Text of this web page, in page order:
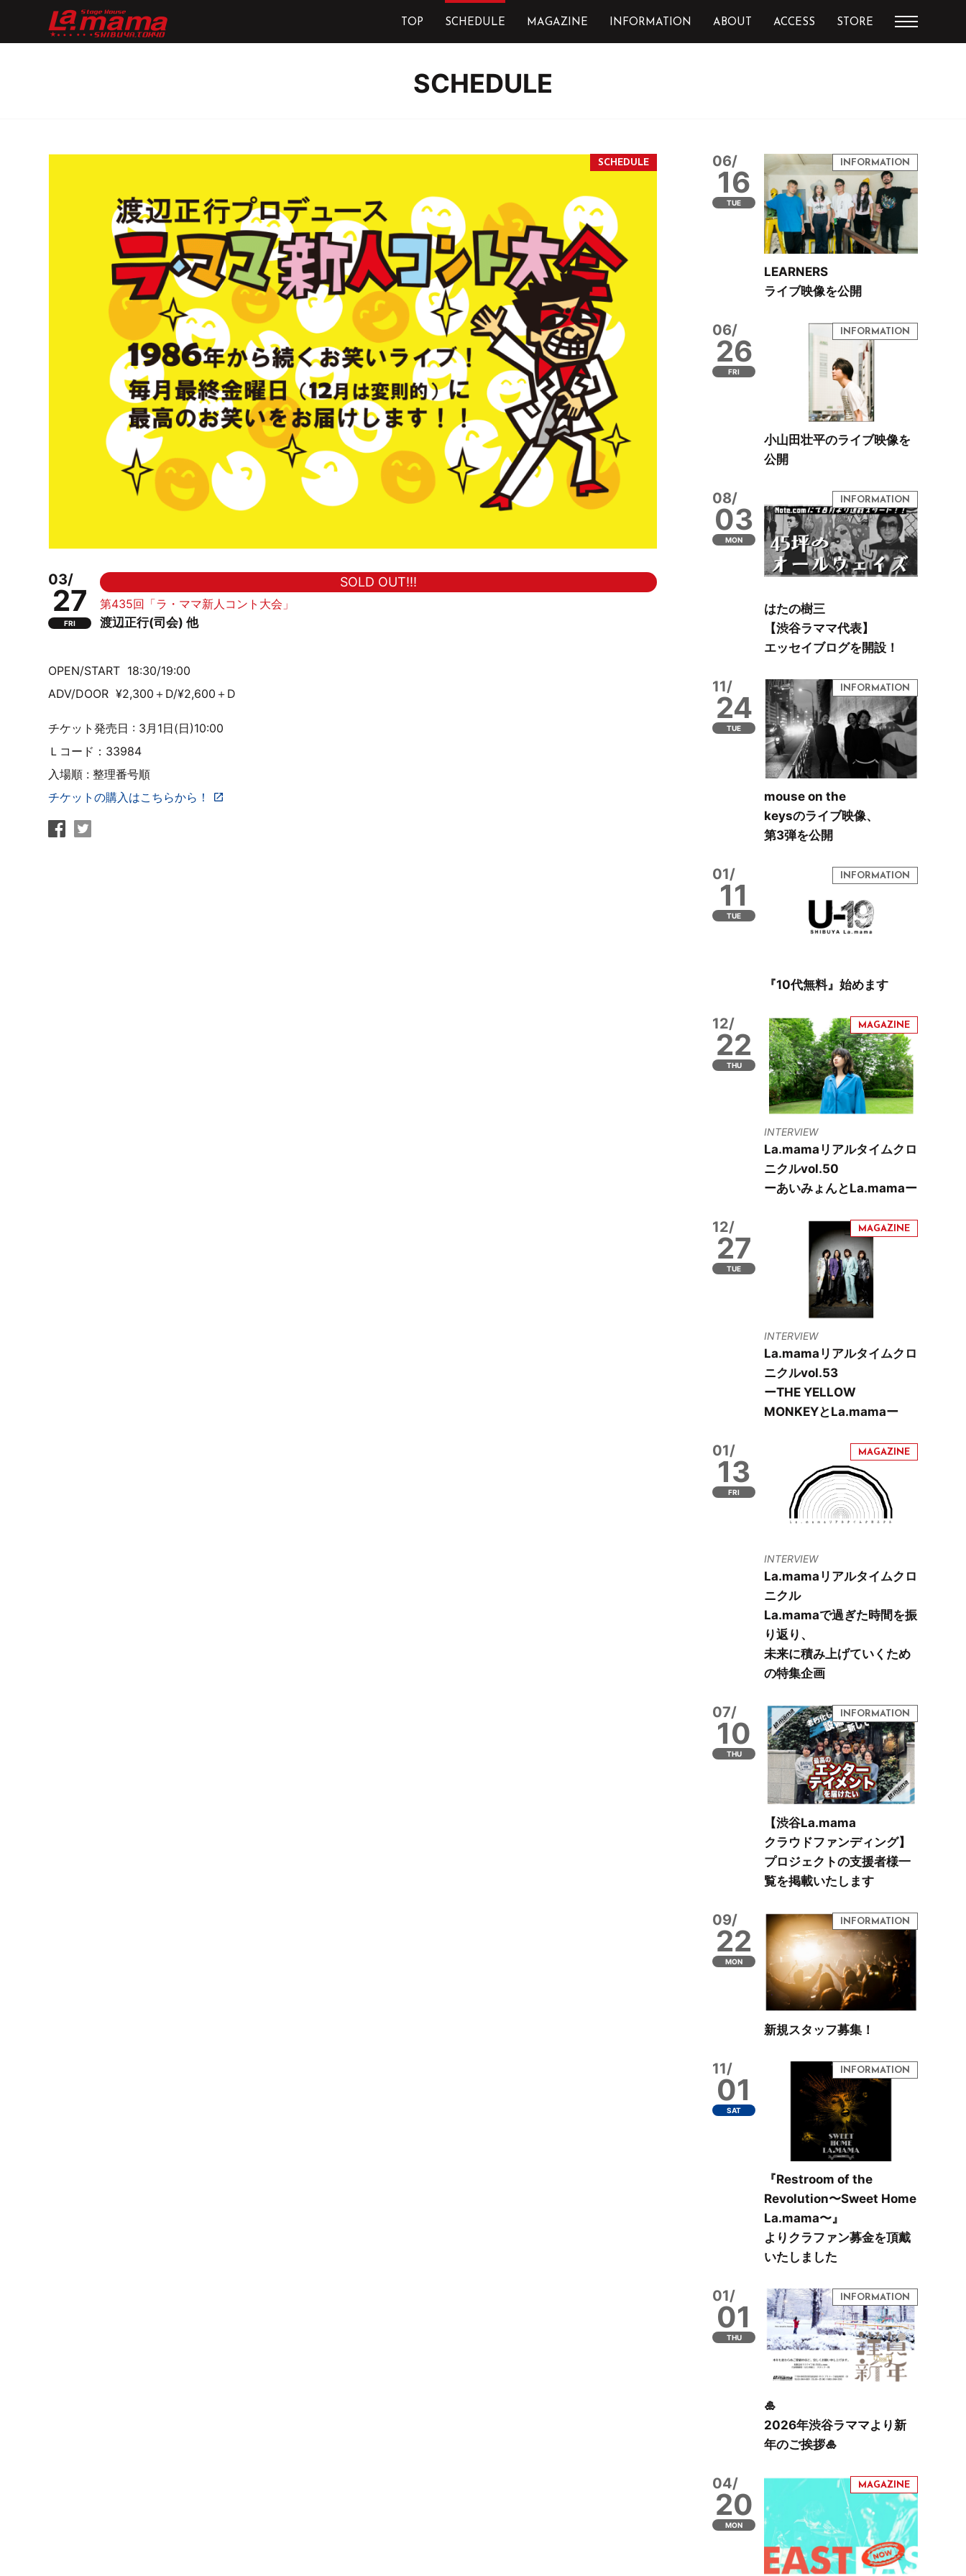
TOP SCHEDULE MAGAZINE INFORMATION ABOUT ACCESS STORE
SCHEDULE
03/
27
FRI
SOLD OUT!!!
第435回「ラ・ママ新人コント大会」
渡辺正行(司会) 他
OPEN/START 18:30/19:00
ADV/DOOR ¥2,300＋D/¥2,600＋D
チケット発売日 : 3月1日(日)10:00
Ｌコード：33984
入場順 : 整理番号順
チケットの購入はこちらから！
06/
16
TUE
LEARNERS
ライブ映像を公開
06/
26
FRI
小山田壮平のライブ映像を
公開
08/
03
MON
はたの樹三
【渋谷ラママ代表】
エッセイブログを開設！
11/
24
TUE
mouse on the
keysのライブ映像、
第3弾を公開
01/
11
TUE
『10代無料』始めます
12/
22
THU
INTERVIEW
La.mamaリアルタイムクロ
ニクルvol.50
ーあいみょんとLa.mamaー
12/
27
TUE
INTERVIEW
La.mamaリアルタイムクロ
ニクルvol.53
ーTHE YELLOW
MONKEYとLa.mamaー
01/
13
FRI
INTERVIEW
La.mamaリアルタイムクロ
ニクル
La.mamaで過ぎた時間を振
り返り、
未来に積み上げていくため
の特集企画
07/
10
THU
【渋谷La.mama
クラウドファンディング】
プロジェクトの支援者様一
覧を掲載いたします
09/
22
MON
新規スタッフ募集！
11/
01
SAT
『Restroom of the
Revolution〜Sweet Home
La.mama〜』
よりクラファン募金を頂戴
いたしました
01/
01
THU
🎍
2026年渋谷ラママより新
年のご挨拶🎍
04/
20
MON